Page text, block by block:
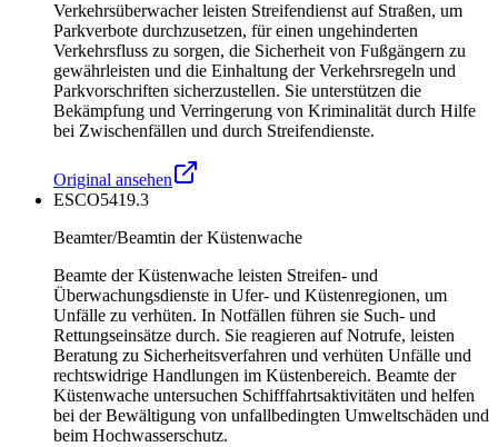
Verkehrsüberwacher leisten Streifendienst auf Straßen, um
Parkverbote durchzusetzen, für einen ungehinderten
Verkehrsfluss zu sorgen, die Sicherheit von Fußgängern zu
gewährleisten und die Einhaltung der Verkehrsregeln und
Parkvorschriften sicherzustellen. Sie unterstützen die
Bekämpfung und Verringerung von Kriminalität durch Hilfe
bei Zwischenfällen und durch Streifendienste.
Original ansehen
ESCO5419.3
Beamter/Beamtin der Küstenwache
Beamte der Küstenwache leisten Streifen- und
Überwachungsdienste in Ufer- und Küstenregionen, um
Unfälle zu verhüten. In Notfällen führen sie Such- und
Rettungseinsätze durch. Sie reagieren auf Notrufe, leisten
Beratung zu Sicherheitsverfahren und verhüten Unfälle und
rechtswidrige Handlungen im Küstenbereich. Beamte der
Küstenwache untersuchen Schifffahrtsaktivitäten und helfen
bei der Bewältigung von unfallbedingten Umweltschäden und
beim Hochwasserschutz.